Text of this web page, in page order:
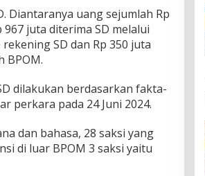
Diantaranya uang sejumlah Rp
juta diterima SD melalui
SD dan Rp 350 juta
BPOM.
dilakukan berdasarkan fakta-
perkara pada 24 Juni 2024.
dan bahasa, 28 saksi yang
di luar BPOM 3 saksi yaitu